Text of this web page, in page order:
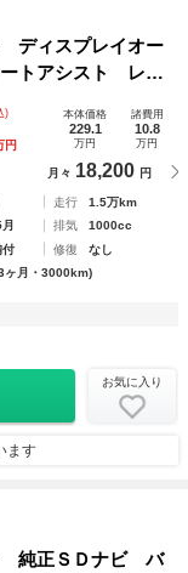
ィスプレイオー
トアシスト レー
トキー ＬＥＤヘ
)
円
本体価格
229.1
万円
諸費用
10.8
万円
月々 18,200 円
走行
1.5万km
排気
1000cc
付 修復
なし
ヶ月・3000km)
お気に入り
ます
純正ＳＤナビ バ